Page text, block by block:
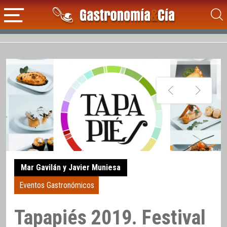
Mar Gavilán y Javier Muniesa
Eventos Gastronómicos
Tapapiés 2019. Festival